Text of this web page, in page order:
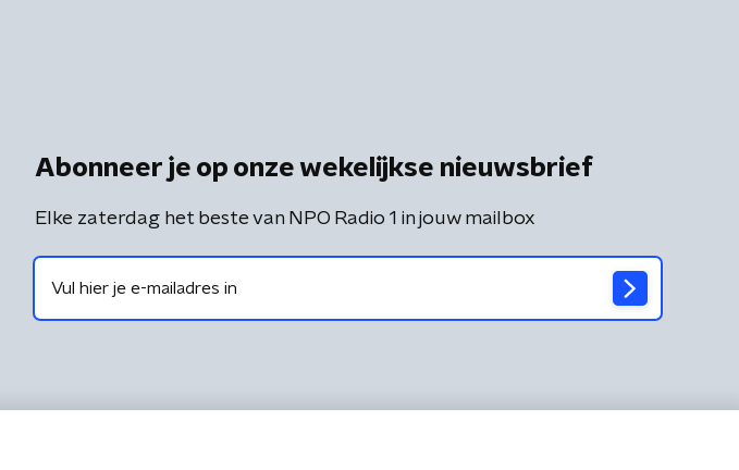
Abonneer je op onze wekelijkse nieuwsbrief
Elke zaterdag het beste van NPO Radio 1 in jouw mailbox